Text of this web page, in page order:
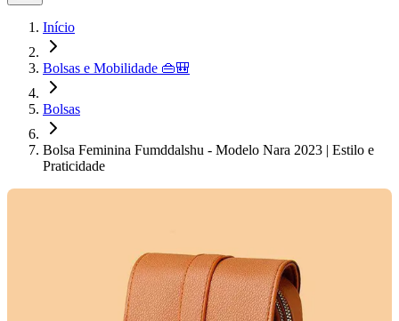
Início
Bolsas e Mobilidade 👜🎒
Bolsas
Bolsa Feminina Fumddalshu - Modelo Nara 2023 | Estilo e
Praticidade